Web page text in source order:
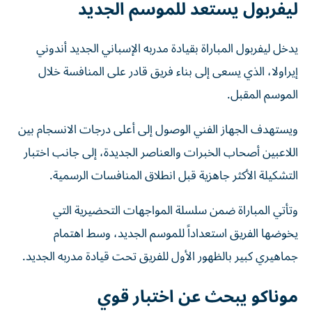
ليفربول يستعد للموسم الجديد
يدخل ليفربول المباراة بقيادة مدربه الإسباني الجديد أندوني
إيراولا، الذي يسعى إلى بناء فريق قادر على المنافسة خلال
الموسم المقبل.
ويستهدف الجهاز الفني الوصول إلى أعلى درجات الانسجام بين
اللاعبين أصحاب الخبرات والعناصر الجديدة، إلى جانب اختبار
التشكيلة الأكثر جاهزية قبل انطلاق المنافسات الرسمية.
وتأتي المباراة ضمن سلسلة المواجهات التحضيرية التي
يخوضها الفريق استعداداً للموسم الجديد، وسط اهتمام
جماهيري كبير بالظهور الأول للفريق تحت قيادة مدربه الجديد.
موناكو يبحث عن اختبار قوي